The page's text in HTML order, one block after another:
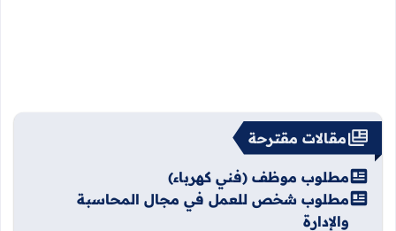
مقالات مقترحة
مطلوب موظف (فني كهرباء)
مطلوب شخص للعمل في مجال المحاسبة
والإدارة